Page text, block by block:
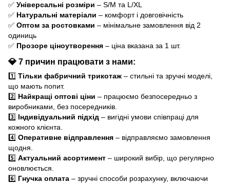
✅ Універсальні розміри – S/M та L/XL
✅ Натуральні матеріали – комфорт і довговічність
✅ Оптом за ростовками – мінімальне замовлення від 2
одиниць
✅ Прозоре ціноутворення – ціна вказана за 1 шт.
💎 7 причин працювати з нами:
1️⃣ Тільки фабричний трикотаж – стильні та зручні моделі,
що мають попит.
2️⃣ Найкращі оптові ціни – працюємо безпосередньо з
виробниками, без посередників.
3️⃣ Індивідуальний підхід – вигідні умови співпраці для
кожного клієнта.
4️⃣ Оперативне відправлення – відправляємо замовлення
щодня.
5️⃣ Актуальний асортимент – широкий вибір, що регулярно
оновлюється.
6️⃣ Гнучка оплата – зручні способи розрахунку, включаючи